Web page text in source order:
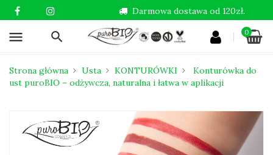
menu 0
Darmowa dostawa od 120zł.
Strona główna Usta KONTURÓWKI
Konturówka do
ust puroBIO – odżywcza, naturalna i łatwa w aplikacji